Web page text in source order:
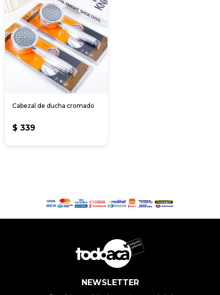
Cabezal de ducha cromado
$ 339
NEWSLETTER